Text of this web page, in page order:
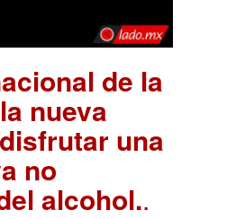
de la
nueva
una
no
alcohol..